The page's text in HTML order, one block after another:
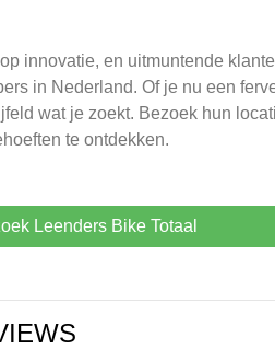
innovatie, en uitmuntende
in Nederland. Of je nu een
wat je zoekt. Bezoek hun
te ontdekken.
Leenders Bike Totaal